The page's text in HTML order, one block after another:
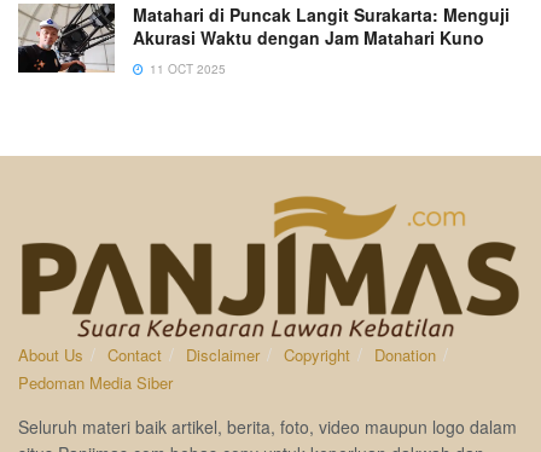
Matahari di Puncak Langit Surakarta: Menguji
Akurasi Waktu dengan Jam Matahari Kuno
11 OCT 2025
About Us Contact Disclaimer Copyright
Donation
Pedoman Media Siber
Seluruh materi baik artikel, berita, foto, video maupun logo dalam